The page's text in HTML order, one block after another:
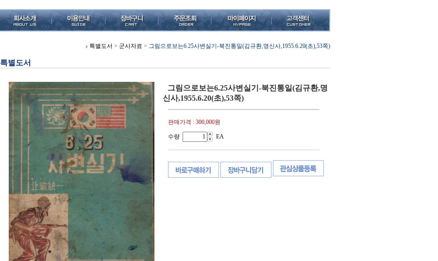
특별도서 > 군사자료 > 그림으로보는6.25사변실기-북진통일(김규환,명신사,1955.6.20(초),53쪽)
특별도서
그림으로보는6.25사변실기-북진통일(김규환,명
신사,1955.6.20(초),53쪽)
판매가격 : 300,000원
수량 EA